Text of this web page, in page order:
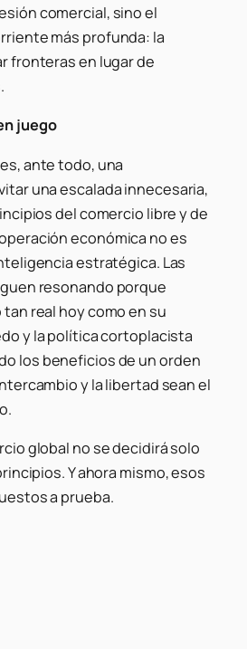
comercial, sino el
más profunda: la
fronteras en lugar de
juego
ante todo, una
una escalada innecesaria,
del comercio libre y de
económica no es
estratégica. Las
resonando porque
real hoy como en su
y la política cortoplacista
los beneficios de un orden
y la libertad sean el
global no se decidirá solo
Y ahora mismo, esos
a prueba.